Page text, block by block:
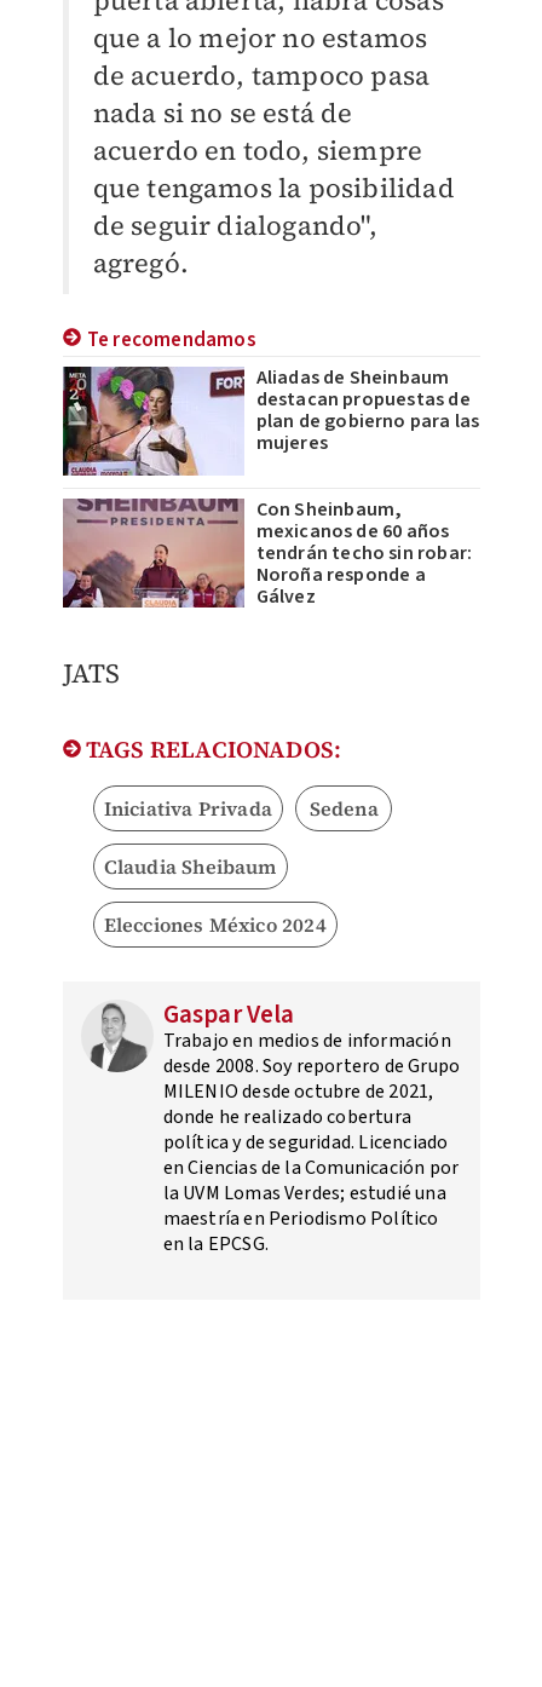
que a lo mejor no estamos
de acuerdo, tampoco pasa
nada si no se está de
acuerdo en todo, siempre
que tengamos la posibilidad
de seguir dialogando",
agregó.
Te recomendamos
Aliadas de Sheinbaum
destacan propuestas de
plan de gobierno para las
mujeres
Con Sheinbaum,
mexicanos de 60 años
tendrán techo sin robar:
Noroña responde a
Gálvez
JATS
TAGS RELACIONADOS:
Iniciativa Privada Sedena
Claudia Sheibaum
Elecciones México 2024
Gaspar Vela
Trabajo en medios de información
desde 2008. Soy reportero de Grupo
MILENIO desde octubre de 2021,
donde he realizado cobertura
política y de seguridad. Licenciado
en Ciencias de la Comunicación por
la UVM Lomas Verdes; estudié una
maestría en Periodismo Político
en la EPCSG.